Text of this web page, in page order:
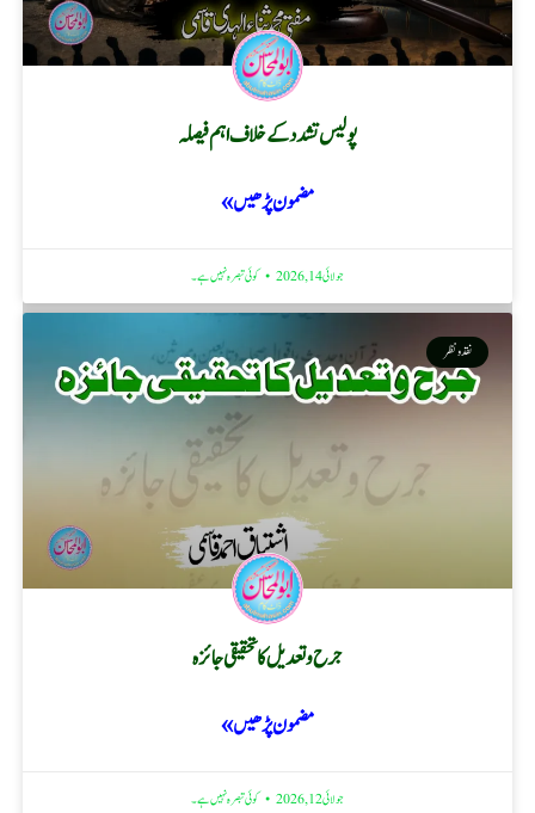
پولیس تشدد کے خلاف اہم فیصلہ
مضمون پڑھیں »
جولائی 14, 2026 کوئی تبصرہ نہیں ہے۔
نقد ونظر
جرح و تعدیل کا تحقیقی جائزہ
مضمون پڑھیں »
جولائی 12, 2026 کوئی تبصرہ نہیں ہے۔